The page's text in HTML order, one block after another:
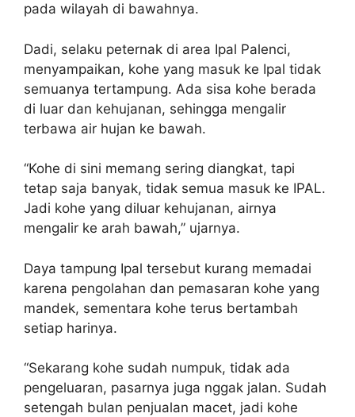
pada wilayah di bawahnya.
Dadi, selaku peternak di area Ipal Palenci,
menyampaikan, kohe yang masuk ke Ipal tidak
semuanya tertampung. Ada sisa kohe berada
di luar dan kehujanan, sehingga mengalir
terbawa air hujan ke bawah.
“Kohe di sini memang sering diangkat, tapi
tetap saja banyak, tidak semua masuk ke IPAL.
Jadi kohe yang diluar kehujanan, airnya
mengalir ke arah bawah,” ujarnya.
Daya tampung Ipal tersebut kurang memadai
karena pengolahan dan pemasaran kohe yang
mandek, sementara kohe terus bertambah
setiap harinya.
“Sekarang kohe sudah numpuk, tidak ada
pengeluaran, pasarnya juga nggak jalan. Sudah
setengah bulan penjualan macet, jadi kohe